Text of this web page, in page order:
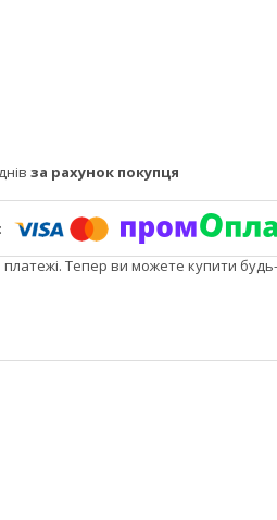
за рахунок покупця
платежі. Тепер ви можете купити